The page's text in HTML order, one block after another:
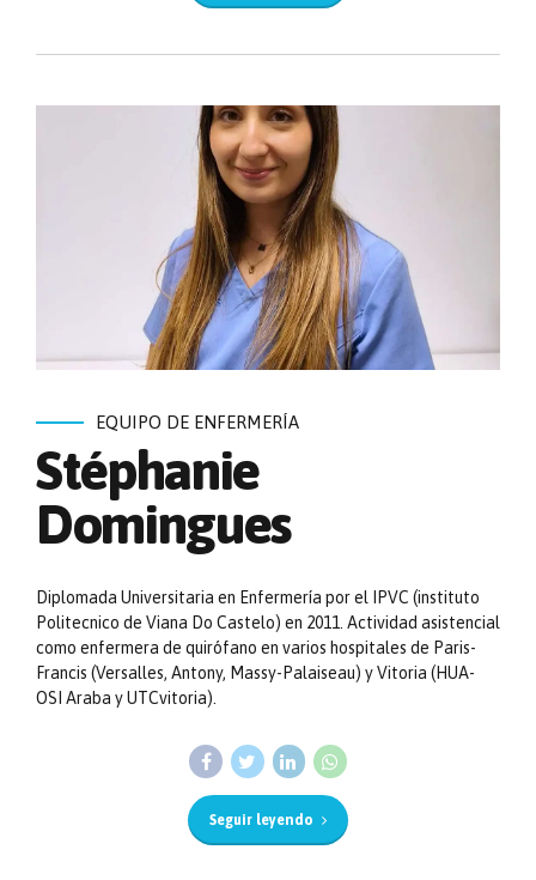
EQUIPO DE ENFERMERÍA
Stéphanie
Domingues
Diplomada Universitaria en Enfermería por el IPVC (instituto
Politecnico de Viana Do Castelo) en 2011. Actividad asistencial
como enfermera de quirófano en varios hospitales de Paris-
Francis (Versalles, Antony, Massy-Palaiseau) y Vitoria (HUA-
OSI Araba y UTCvitoria).
Seguir leyendo